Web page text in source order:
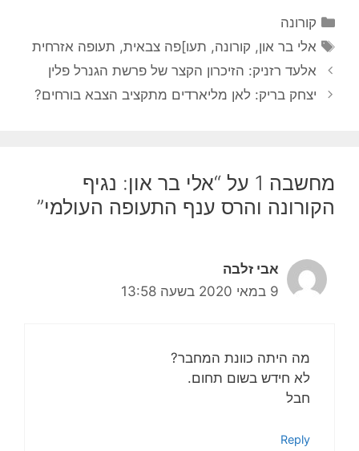
קטגוריות
קורונה
תגיות
אלי בר און, קורונה, תעו]פה צבאית, תעופה אזרחית
אלעד רזניק: הזיכרון הקצר של פרשת הגנרל פלין
יצחק בריק: לאן מליארדים מתקציב הצבא בורחים?
מחשבה 1 על “אלי בר און: נגיף
הקורונה והרס ענף התעופה העולמי”
אבי זלבה
9 במאי 2020 בשעה 13:58
מה היתה כוונת המחבר?
לא חידש בשום תחום.
חבל
Reply